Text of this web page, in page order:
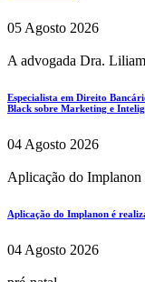
05 Agosto 2026
A advogada Dra.
Especialista em Direito
Black sobre Marketing e
04 Agosto 2026
Aplicação do Implanon
Aplicação do Implanon é
04 Agosto 2026